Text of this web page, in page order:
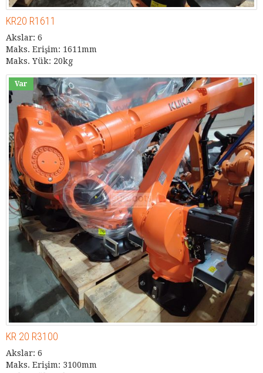
KR20 R1611
Akslar: 6
Maks. Erişim: 1611mm
Maks. Yük: 20kg
Var
KR 20 R3100
Akslar: 6
Maks. Erişim: 3100mm